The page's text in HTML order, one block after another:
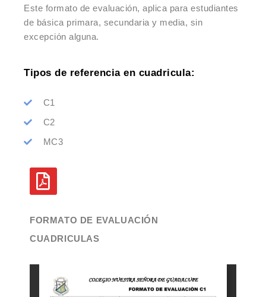
Este formato de evaluación, aplica para estudiantes
de básica primara, secundaria y media, sin
excepción alguna.
Tipos de referencia en cuadricula:
C1
C2
MC3
FORMATO DE EVALUACIÓN
CUADRICULAS